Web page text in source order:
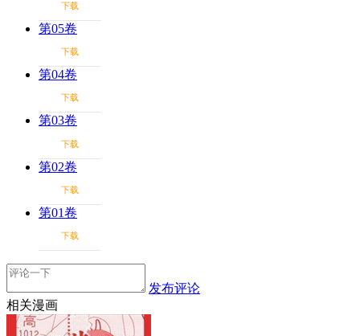
下载
第05卷
下载
第04卷
下载
第03卷
下载
第02卷
下载
第01卷
下载
发布评论
相关漫画